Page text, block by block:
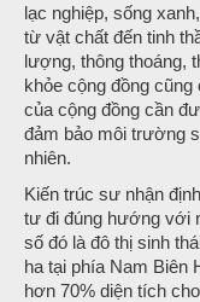
lạc nghiệp, sống
từ vật chất đến tinh
lượng, thông thoáng,
khỏe cộng đồng
của cộng đồng cần
đảm bảo môi trường
nhiên.
Kiến trúc sư nhận
tư đi đúng hướng với
số đó là đô thị sinh
ha tại phía Nam Biên
hơn 70% diện tích